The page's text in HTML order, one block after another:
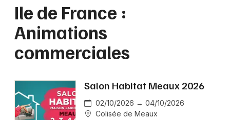
Grands événements
Manifestations
Bordeaux
Colmar
Lille
Marseille
Mulhouse
Ile de France :
Animations
commerciales
Salon Habitat Meaux 2026
02/10/2026 → 04/10/2026
Colisée de Meaux
Quand ?
Aujourd'hui
Demain Ce week-end